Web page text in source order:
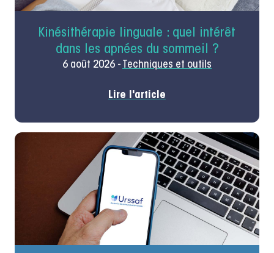
Kinésithérapie linguale : quel intérêt
dans les apnées du sommeil ?
6 août 2026 - Techniques et outils
Lire l'article